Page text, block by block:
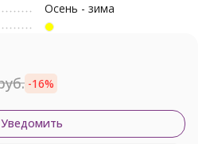
Осень - зима
-16%
Уведомить